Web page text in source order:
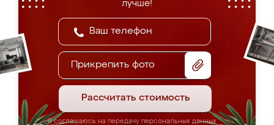
лучше!
Прикрепить фото
Рассчитать стоимость
Я соглашаюсь на передачу персональных данных